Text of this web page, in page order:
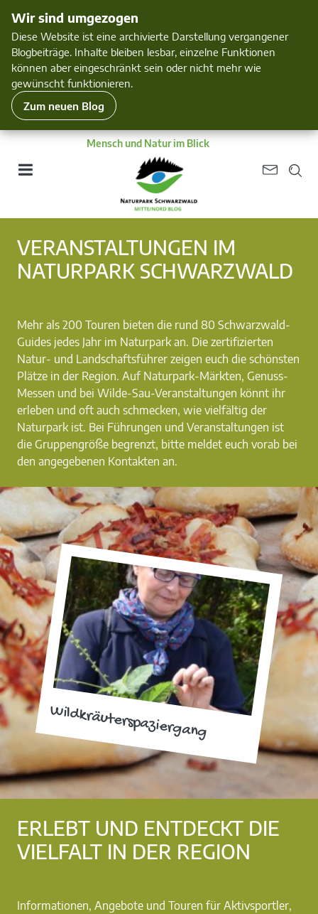
Wir sind umgezogen
Diese Website ist eine archivierte Darstellung vergangener
Blogbeiträge. Inhalte bleiben lesbar, einzelne Funktionen
können aber eingeschränkt sein oder nicht mehr wie
gewünscht funktionieren.
Zum neuen Blog
Mensch und Natur im Blick
Wildkräuterspaziergang
VERANSTALTUNGEN IM
NATURPARK SCHWARZWALD
Mehr als 200 Touren bieten die rund 80 Schwarzwald-
Guides jedes Jahr im Naturpark an. Die zertifizierten
Natur- und Landschaftsführer zeigen euch die schönsten
Plätze in der Region. Auf Naturpark-Märkten, Genuss-
Messen und bei Wilde-Sau-Veranstaltungen könnt ihr
erleben und oft auch schmecken, wie vielfältig der
Naturpark ist. Bei Führungen und Veranstaltungen ist
die Gruppengröße begrenzt, bitte meldet euch vorab bei
den angegebenen Kontakten an.
ERLEBT UND ENTDECKT DIE
VIELFALT IN DER REGION
Informationen, Angebote und Touren für Aktivsportler,